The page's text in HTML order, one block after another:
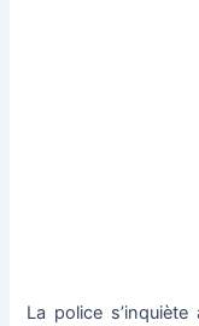
La police